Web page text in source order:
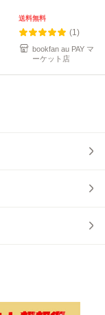
送料無料
(1)
bookfan au PAY マ
ーケット店